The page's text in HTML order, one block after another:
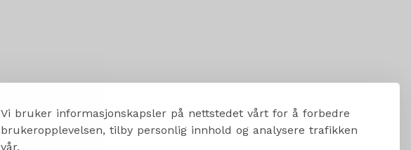
Vi bruker informasjonskapsler på nettstedet vårt for å forbedre
brukeropplevelsen, tilby personlig innhold og analysere trafikken
vår.